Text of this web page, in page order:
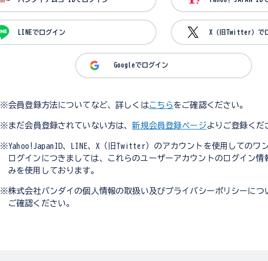
LINEでログイン X（旧Twitter）で
Googleでログイン
※会員登録方法についてなど、詳しくはこちらをご確認ください。
※まだ会員登録されていない方は、新規会員登録ページよりご登録くだ
※Yahoo!JapanID、LINE、X（旧Twitter）のアカウントを使用してのワ
ログインにつきましては、これらのユーザーアカウントのログイン情
みを使用しております。
※株式会社バンダイの個人情報の取扱い及びプライバシーポリシーにつ
ご確認ください。